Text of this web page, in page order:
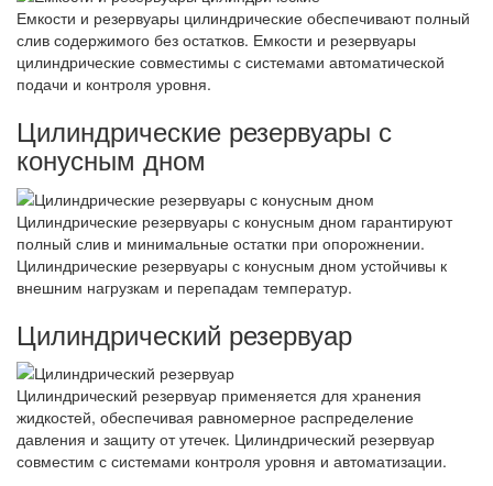
Емкости и резервуары цилиндрические обеспечивают полный
слив содержимого без остатков. Емкости и резервуары
цилиндрические совместимы с системами автоматической
подачи и контроля уровня.
Цилиндрические резервуары с
конусным дном
Цилиндрические резервуары с конусным дном гарантируют
полный слив и минимальные остатки при опорожнении.
Цилиндрические резервуары с конусным дном устойчивы к
внешним нагрузкам и перепадам температур.
Цилиндрический резервуар
Цилиндрический резервуар применяется для хранения
жидкостей, обеспечивая равномерное распределение
давления и защиту от утечек. Цилиндрический резервуар
совместим с системами контроля уровня и автоматизации.